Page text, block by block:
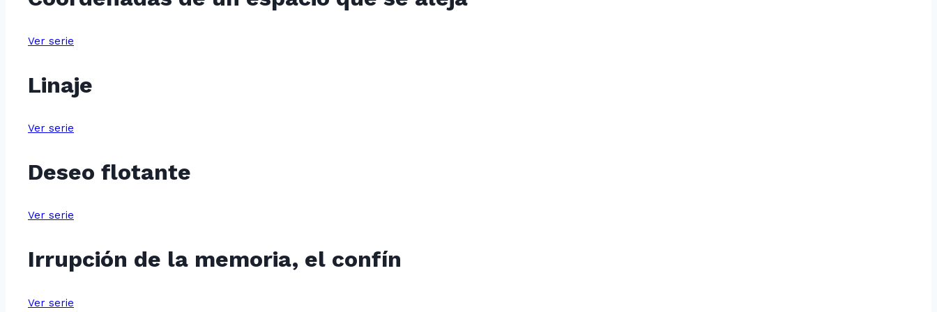
Ver serie
Linaje
Ver serie
Deseo flotante
Ver serie
Irrupción de la memoria, el confín
Ver serie